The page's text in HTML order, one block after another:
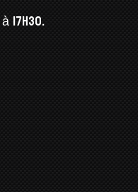
17h30.